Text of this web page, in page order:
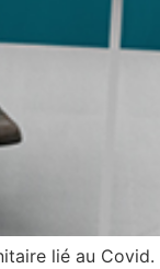
lié au Covid.